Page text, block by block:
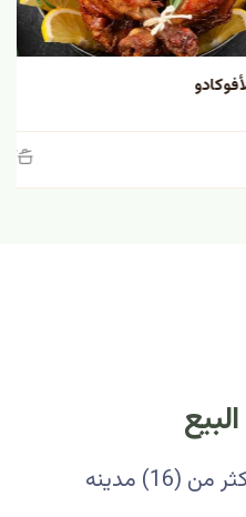
(16) مدينه